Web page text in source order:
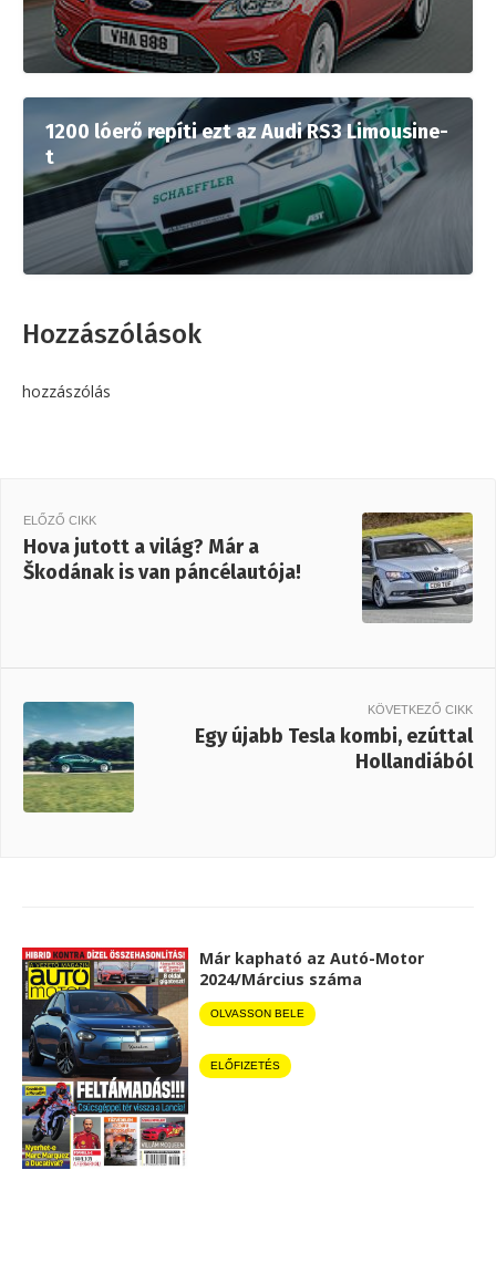
1200 lóerő repíti ezt az Audi RS3 Limousine-
t
Hozzászólások
hozzászólás
ELŐZŐ CIKK
Hova jutott a világ? Már a
Škodának is van páncélautója!
KÖVETKEZŐ CIKK
Egy újabb Tesla kombi, ezúttal
Hollandiából
Már kapható az Autó-Motor
2024/Március száma
OLVASSON BELE
ELŐFIZETÉS